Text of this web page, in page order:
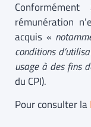
rémunération
acquis «
conditions
usage à des fins
du CPI).
Pour consulter la